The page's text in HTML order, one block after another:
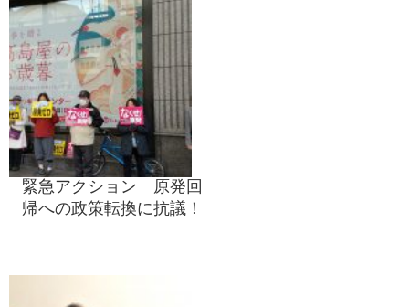
緊急アクション 原発回
帰への政策転換に抗議！